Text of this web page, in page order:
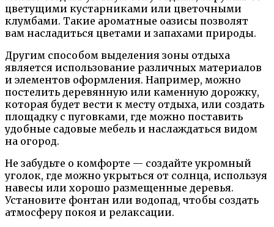
цветущими кустарниками или цветочными
клумбами. Такие ароматные оазисы позволят
вам насладиться цветами и запахами природы.
Другим способом выделения зоны отдыха
является использование различных материалов
и элементов оформления. Например, можно
постелить деревянную или каменную дорожку,
которая будет вести к месту отдыха, или создать
площадку с пуговками, где можно поставить
удобные садовые мебель и наслаждаться видом
на огород.
Не забудьте о комфорте — создайте укромный
уголок, где можно укрыться от солнца, используя
навесы или хорошо размещенные деревья.
Установите фонтан или водопад, чтобы создать
атмосферу покоя и релаксации.